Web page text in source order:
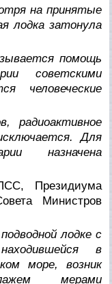
на принятые
лодка затонула
помощь
советскими
человеческие
радиоактивное
Для
назначена
Президиума
Министров
лодке с
в
море, возник
мерами